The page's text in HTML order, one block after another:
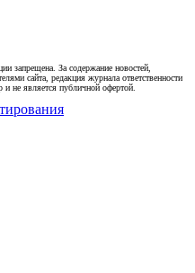
запрещена. За содержание новостей,
сайта, редакция журнала ответственности
и не является публичной офертой.